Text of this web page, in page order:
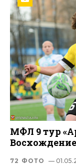
МФЛ 9 тур
72 ФОТО —